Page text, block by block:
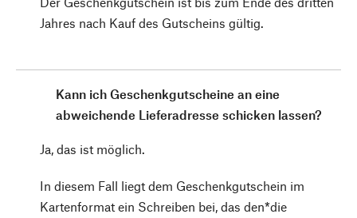
Jahres nach Kauf des Gutscheins gültig.
Kann ich Geschenkgutscheine an eine
abweichende Lieferadresse schicken lassen?
Ja, das ist möglich.
In diesem Fall liegt dem Geschenkgutschein im
Kartenformat ein Schreiben bei, das den*die